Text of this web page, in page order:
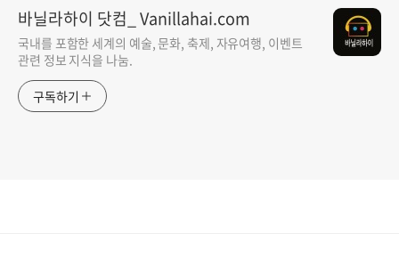
바닐라하이 닷컴_ Vanillahai.com
국내를 포함한 세계의 예술, 문화, 축제, 자유여행, 이벤트
관련 정보 지식을 나눔.
구독하기